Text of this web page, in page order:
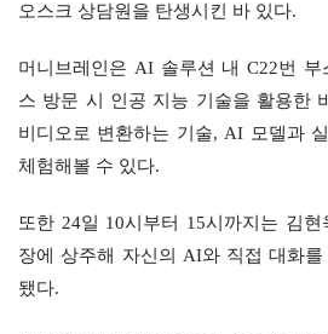
오스크 상담원을 탄생시킨 바 있다.
머니브레인은 AI 솔루션 내 C22번
스 방문 시 인공 지능 기술을 활용한
비디오로 변환하는 기술, AI 모델과
체험해볼 수 있다.
또한 24일 10시부터 15시까지는 김
장에 상주해 자신의 AI와 직접 대화
됐다.